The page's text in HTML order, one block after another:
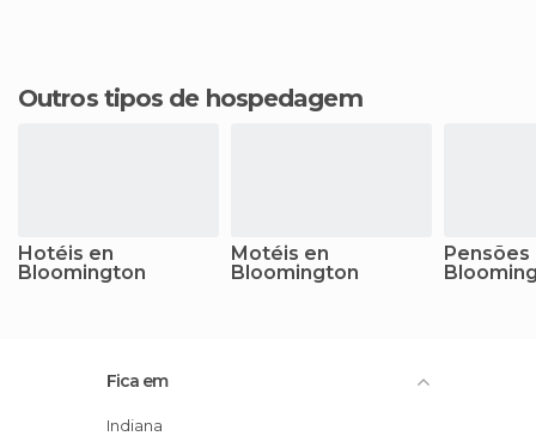
Outros tipos de hospedagem
Hotéis en
Bloomington
Motéis en
Bloomington
Pensões
Fica em
Indiana